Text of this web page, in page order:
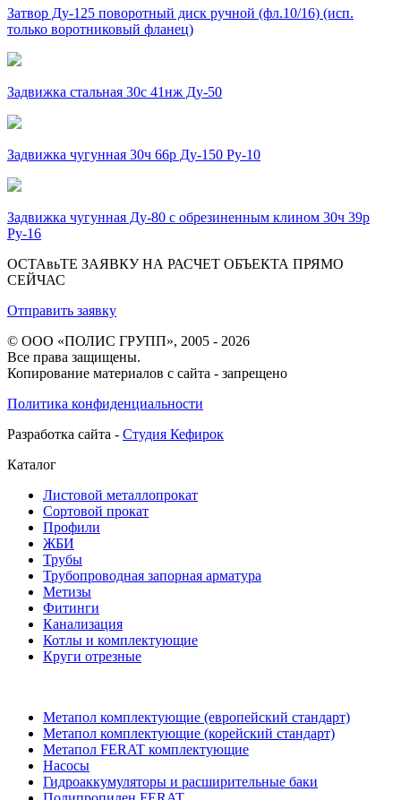
Затвор Ду-125 поворотный диск ручной (фл.10/16) (исп.
только воротниковый фланец)
Задвижка стальная 30с 41нж Ду-50
Задвижка чугунная 30ч 66р Ду-150 Ру-10
Задвижка чугунная Ду-80 с обрезиненным клином 30ч 39р
Ру-16
ОСТАвьТЕ ЗАЯВКУ НА РАСЧЕТ ОБЪЕКТА ПРЯМО
СЕЙЧАС
Отправить заявку
© ООО «ПОЛИС ГРУПП», 2005 - 2026
Все права защищены.
Копирование материалов с сайта - запрещено
Политика конфиденциальности
Разработка сайта - Студия Кефирок
Каталог
Листовой металлопрокат
Сортовой прокат
Профили
ЖБИ
Трубы
Трубопроводная запорная арматура
Метизы
Фитинги
Канализация
Котлы и комплектующие
Круги отрезные
Метапол комплектующие (европейский стандарт)
Метапол комплектующие (корейский стандарт)
Метапол FERAT комплектующие
Насосы
Гидроаккумуляторы и расширительные баки